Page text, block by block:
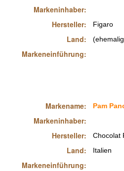
Markeninhaber:
Hersteller:
Land:
Markeneinführung:
Figaro
Markename:
Markeninhaber:
Hersteller:
Land:
Markeneinführung:
Pam
Chocolat
Italien